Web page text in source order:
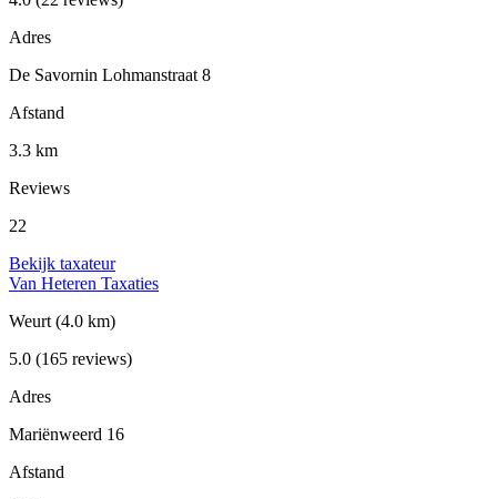
Adres
De Savornin Lohmanstraat 8
Afstand
3.3 km
Reviews
22
Bekijk taxateur
Van Heteren Taxaties
Weurt (4.0 km)
5.0 (165 reviews)
Adres
Mariënweerd 16
Afstand